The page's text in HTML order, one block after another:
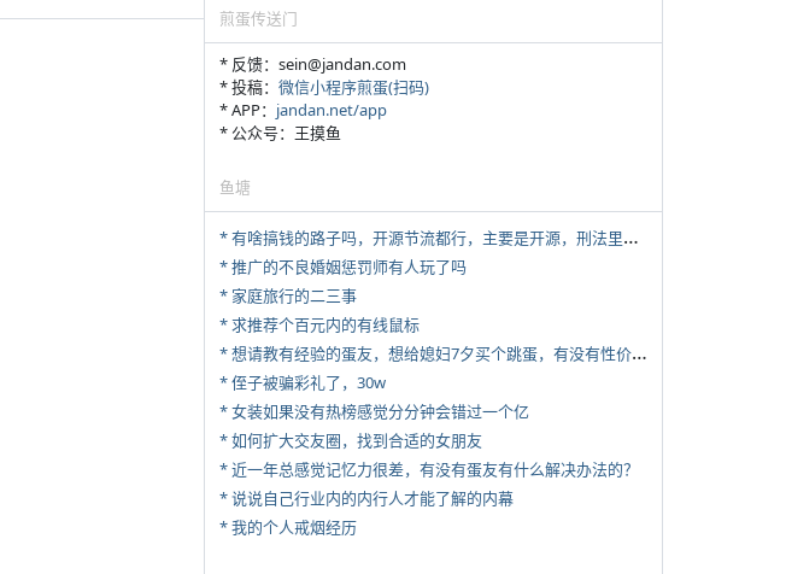
煎蛋传送门
* 反馈：sein@jandan.com
* 投稿： 微信小程序煎蛋(扫码)
* APP： jandan.net/app
* 公众号：王摸鱼
鱼塘
*
有啥搞钱的路子吗，开源节流都行，主要是开源，刑法里的咱不做
* 推广的不良婚姻惩罚师有人玩了吗
* 家庭旅行的二三事
* 求推荐个百元内的有线鼠标
*
想请教有经验的蛋友，想给媳妇7夕买个跳蛋，有没有性价比高的推荐
* 侄子被骗彩礼了，30w
* 女装如果没有热榜感觉分分钟会错过一个亿
* 如何扩大交友圈，找到合适的女朋友
* 近一年总感觉记忆力很差，有没有蛋友有什么解决办法的？
* 说说自己行业内的内行人才能了解的内幕
* 我的个人戒烟经历